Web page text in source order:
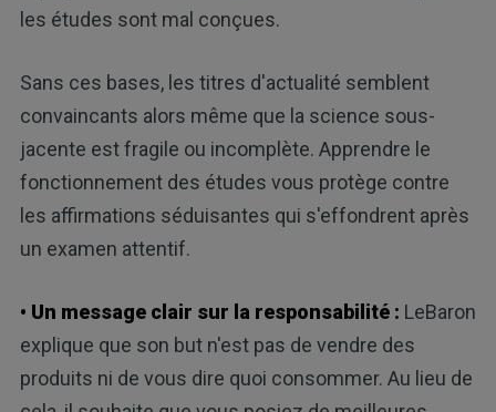
les études sont mal conçues.
Sans ces bases, les titres d'actualité semblent
convaincants alors même que la science sous-
jacente est fragile ou incomplète. Apprendre le
fonctionnement des études vous protège contre
les affirmations séduisantes qui s'effondrent après
un examen attentif.
• Un message clair sur la responsabilité : LeBaron
explique que son but n'est pas de vendre des
produits ni de vous dire quoi consommer. Au lieu de